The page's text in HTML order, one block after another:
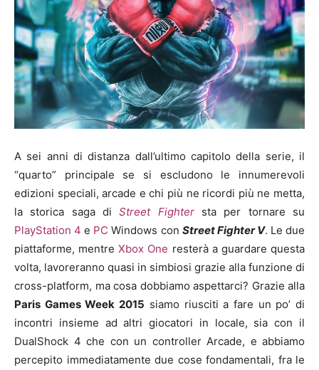
A sei anni di distanza dall’ultimo capitolo della serie, il
“quarto” principale se si escludono le innumerevoli
edizioni speciali, arcade e chi più ne ricordi più ne metta,
la storica saga diStreet Fightersta per tornare su
PlayStation 4 e PC Windows con Street Fighter V. Le due
piattaforme, mentreXbox One resterà a guardare questa
volta, lavoreranno quasi in simbiosi grazie alla funzione di
cross-platform, ma cosa dobbiamo aspettarci? Grazie alla
Paris Games Week 2015 siamo riusciti a fare un po’ di
incontri insieme ad altri giocatori in locale, sia con il
DualShock 4 che con un controller Arcade, e abbiamo
percepito immediatamente due cose fondamentali, fra le